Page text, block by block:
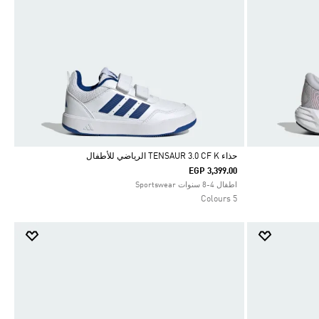
Selected
حذاء TENSAUR 3.0 CF K الرياضي للأطفال
EGP 3,399.00
اطفال 4-8 سنوات Sportswear
5 Colours